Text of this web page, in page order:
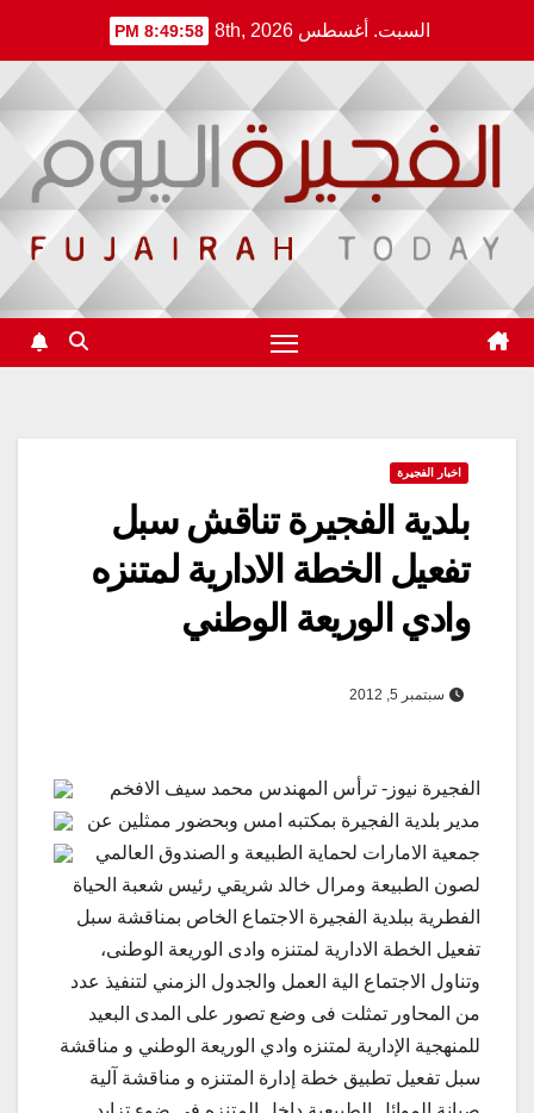
content
السبت. أغسطس 8th, 2026 8:49:58 PM
اخبار الفجيرة
بلدية الفجيرة تناقش سبل
تفعيل الخطة الادارية لمتنزه
وادي الوريعة الوطني
سبتمبر 5, 2012
الفجيرة نيوز- ترأس المهندس محمد سيف الافخم
مدير بلدية الفجيرة بمكتبه امس وبحضور ممثلين عن
جمعية الامارات لحماية الطبيعة و الصندوق العالمي
لصون الطبيعة ومرال خالد شريقي رئيس شعبة الحياة
الفطرية ببلدية الفجيرة الاجتماع الخاص بمناقشة سبل
تفعيل الخطة الادارية لمتنزه وادى الوريعة الوطنى،
وتناول الاجتماع الية العمل والجدول الزمني لتنفيذ عدد
من المحاور تمثلت فى وضع تصور على المدى البعيد
للمنهجية الإدارية لمتنزه وادي الوريعة الوطني و مناقشة
سبل تفعيل تطبيق خطة إدارة المتنزه و مناقشة آلية